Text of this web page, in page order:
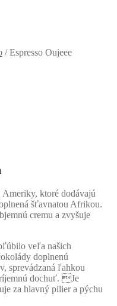
/Espresso Oujeee
Ameriky, ktoré dodávajú
šťavnatou Afrikou.
cremu a zvyšuje
veľa našich
doplnenú
sprevádzaná ľahkou
dochuť. Je
za hlavný pilier a pýchu